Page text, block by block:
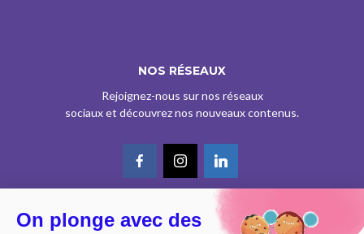
NOS RÉSEAUX
Rejoignez-nous sur nos réseaux
sociaux et découvrez nos nouveaux contenus.
On plonge avec des